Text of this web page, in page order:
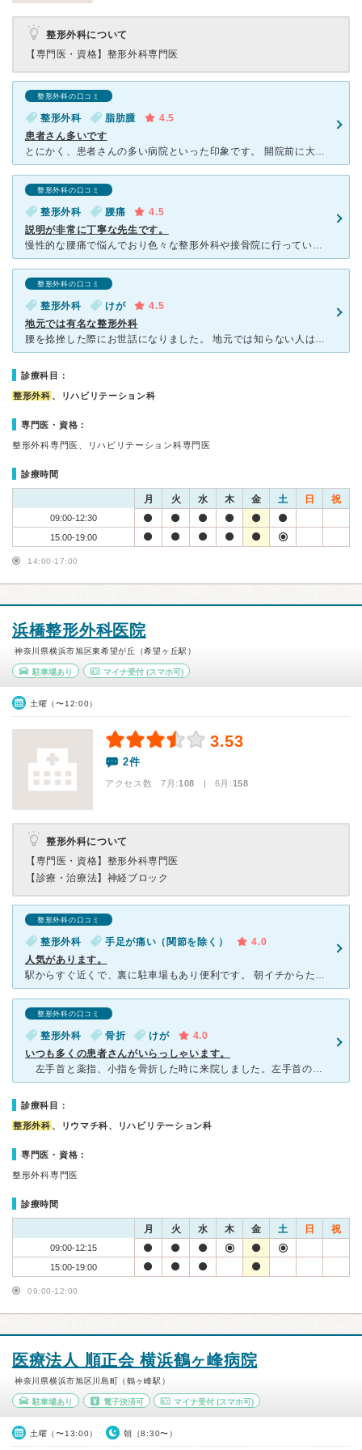
整形外科について
【専門医・資格】 整形外科専門医
整形外科の口コミ
整形外科 脂肪腫
4.5
患者さん多いです
とにかく、患者さんの多い病院といった印象です。 開院前に大量にお年寄りが毎回並んで待っているのです。 一度、足が腫れてて（どうやら多分脂肪腫だと思います）気になり仕方なく土曜日に診て頂いたことが。
整形外科の口コミ
整形外科 腰痛
4.5
説明が非常に丁寧な先生です。
慢性的な腰痛で悩んでおり色々な整形外科や接骨院に行っていました。 この病院は、横浜界隈では昔から有名な整形外科の先生とのことで友人に勧められ受診。 有名な整形外科、ということもあり待合室の患者
整形外科の口コミ
整形外科 けが
4.5
地元では有名な整形外科
腰を捻挫した際にお世話になりました。 地元では知らない人はいないだろうという有名な整形外科です。またお医者さんもすご腕です。 人気なのでいつもすごく混んでいます。なので急な怪我の場合はかなり待つこ
診療科目：
整形外科 、リハビリテーション科
専門医・資格：
整形外科専門医、リハビリテーション科専門医
診療時間
月 火 水 木 金 土 日 祝
09:00-12:30
15:00-19:00
14:00-17:00
浜橋整形外科医院
神奈川県横浜市旭区東希望が丘（希望ヶ丘駅）
駐車場あり マイナ受付(スマホ可)
土曜（〜12:00）
3.53
2件
アクセス数 7月:108 | 6月:158
整形外科について
【専門医・資格】 整形外科専門医
【診療・治療法】 神経ブロック
整形外科の口コミ
整形外科 手足が痛い（関節を除く）
4.0
人気があります。
駅からすぐ近くで、裏に駐車場もあり便利です。 朝イチからたくさんの患者さんがいます。 二階にリハビリ施設があるのでそちらに行かれるお年寄りが多く、診察は気になるほど待ちません。 先生は年配の男の
整形外科の口コミ
整形外科 骨折 けが
4.0
いつも多くの患者さんがいらっしゃいます。
左手首と薬指、小指を骨折した時に来院しました。左手首のレントゲンを撮った際に開口一番「りっぱな骨だね〜」とユーモアのある先生でした（笑） こちらの病院では二階にリハビリ施設かあります。私は温
診療科目：
整形外科 、リウマチ科、リハビリテーション科
専門医・資格：
整形外科専門医
診療時間
月 火 水 木 金 土 日 祝
09:00-12:15
15:00-19:00
09:00-12:00
医療法人 順正会 横浜鶴ヶ峰病院
神奈川県横浜市旭区川島町（鶴ヶ峰駅）
駐車場あり 電子決済可 マイナ受付 (スマホ可)
土曜（〜13:00） 朝（8:30〜）